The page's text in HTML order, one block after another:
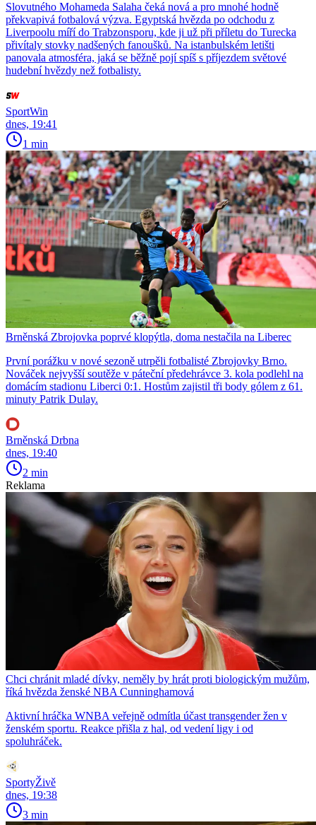
Slovutného Mohameda Salaha čeká nová a pro mnohé hodně
překvapivá fotbalová výzva. Egyptská hvězda po odchodu z
Liverpoolu míří do Trabzonsporu, kde ji už při příletu do Turecka
přivítaly stovky nadšených fanoušků. Na istanbulském letišti
panovala atmosféra, jaká se běžně pojí spíš s příjezdem světové
hudební hvězdy než fotbalisty.
SportWin
dnes, 19:41
1 min
Brněnská Zbrojovka poprvé klopýtla, doma nestačila na Liberec
První porážku v nové sezoně utrpěli fotbalisté Zbrojovky Brno.
Nováček nejvyšší soutěže v páteční předehrávce 3. kola podlehl na
domácím stadionu Liberci 0:1. Hostům zajistil tři body gólem z 61.
minuty Patrik Dulay.
Brněnská Drbna
dnes, 19:40
2 min
Reklama
Chci chránit mladé dívky, neměly by hrát proti biologickým mužům,
říká hvězda ženské NBA Cunninghamová
Aktivní hráčka WNBA veřejně odmítla účast transgender žen v
ženském sportu. Reakce přišla z hal, od vedení ligy i od
spoluhráček.
SportyŽivě
dnes, 19:38
3 min